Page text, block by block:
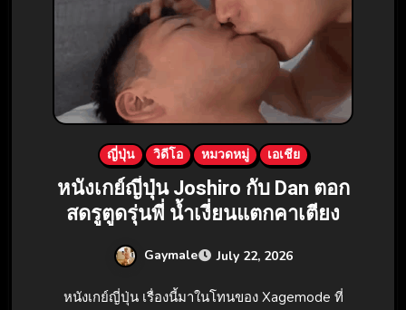
ญี่ปุ่น วิดีโอ หมวดหมู่ เอเชีย
หนังเกย์ญี่ปุ่น Joshiro กับ Dan ตอก
สดรูตูดรุ่นพี่ น้ำเงี่ยนแตกคาเตียง
Gaymale July 22, 2026
หนังเกย์ญี่ปุ่น เรื่องนี้มาในโทนของ Xagemode ที่